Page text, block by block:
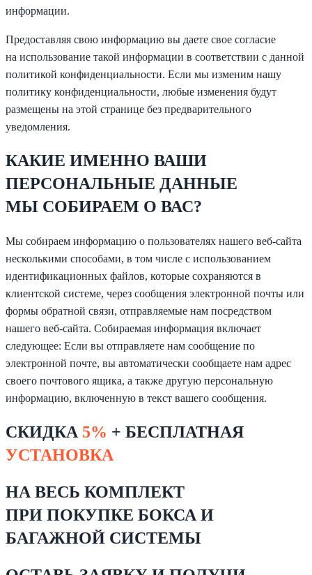
информации.
Предоставляя свою информацию вы даете свое согласие
на использование такой информации в соответствии с данной
политикой конфиденциальности. Если мы изменим нашу
политику конфиденциальности, любые изменения будут
размещены на этой странице без предварительного
уведомления.
КАКИЕ ИМЕННО ВАШИ
ПЕРСОНАЛЬНЫЕ ДАННЫЕ
МЫ СОБИРАЕМ О ВАС?
Мы собираем информацию о пользователях нашего веб-сайта
несколькими способами, в том числе с использованием
идентификационных файлов, которые сохраняются в
клиентской системе, через сообщения электронной почты или
формы обратной связи, отправляемые нам посредством
нашего веб-сайта. Собираемая информация включает
следующее: Если вы отправляете нам сообщение по
электронной почте, вы автоматически сообщаете нам адрес
своего почтового ящика, а также другую персональную
информацию, включенную в текст вашего сообщения.
СКИДКА 5% + БЕСПЛАТНАЯ
УСТАНОВКА
НА ВЕСЬ КОМПЛЕКТ
ПРИ ПОКУПКE БОКСА И
БАГАЖНОЙ СИСТЕМЫ